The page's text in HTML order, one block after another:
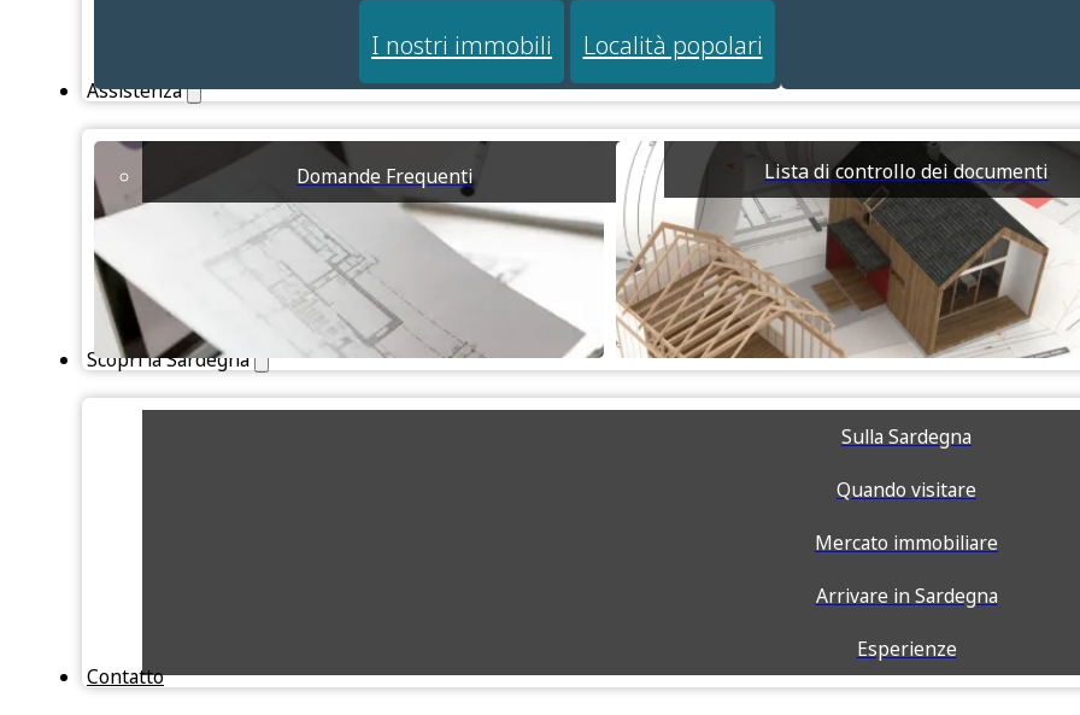
I nostri immobili Località popolari
Assistenza
Domande Frequenti Lista di controllo dei documenti
Scopri la Sardegna
Sulla Sardegna
Quando visitare
Mercato immobiliare
Arrivare in Sardegna
Esperienze
Contatto